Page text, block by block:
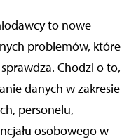
to nowe
problemów, które
Chodzi o to,
danych w zakresie
personelu,
osobowego w